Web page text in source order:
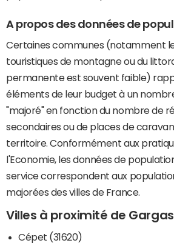
A propos des données de
Certaines communes (notamment
touristiques de montagne ou du
permanente est souvent faible)
éléments de leur budget à un
"majoré" en fonction du nombre de
secondaires ou de places de
territoire. Conformément aux
l'Economie, les données de
service correspondent aux
majorées des villes de France.
Villes à proximité de Gargas
Cépet (31620)